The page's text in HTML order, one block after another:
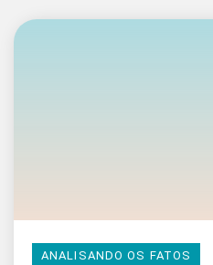
ANALISANDO OS FATOS